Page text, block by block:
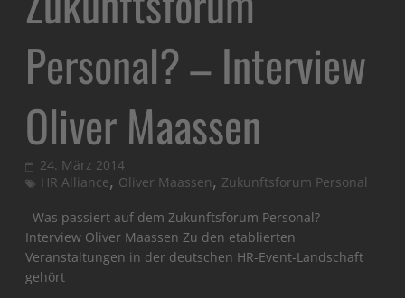
Personal? – Interview
Oliver Maassen
24. März 2014
HR Alliance, Oliver Maassen, Zukunftsforum Personal
Was passiert auf dem Zukunftsforum Personal? –
Interview Oliver Maassen Zu den etablierten
Veranstaltungen in der deutschen HR-Event-Landschaft
gehört